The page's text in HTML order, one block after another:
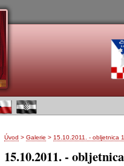
Úvod > Galerie > 15.10.2011. - obljetnica
15.10.2011. -